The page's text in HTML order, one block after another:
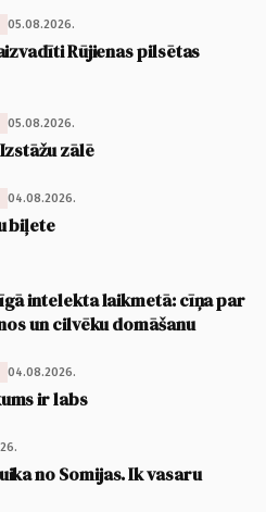
05.08.2026.
Rūjienas pilsētas
05.08.2026.
zālē
04.08.2026.
biļete
intelekta laikmetā: cīņa par
un cilvēku domāšanu
04.08.2026.
ir labs
no Somijas. Ik vasaru